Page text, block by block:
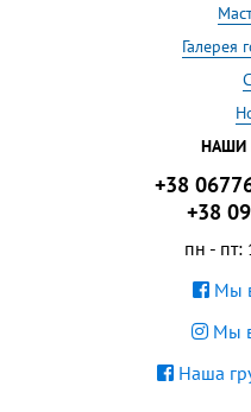
Галерея
НАШИ
+38
+38
пн -
Мы
Мы
Наша